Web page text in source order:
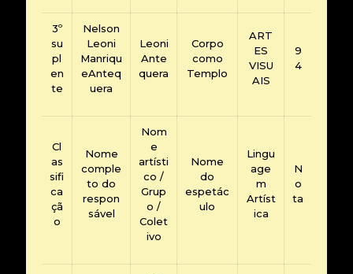
3º
su
pl
en
te
Nelson
Leoni
Manriqu
eAnteq
uera
Leoni
Ante
quera
Corpo
como
Templo
ART
ES
VISU
AIS
9
4
Cl
as
sifi
ca
çã
o
Nome
comple
to do
respon
sável
Nom
e
artísti
co /
Grup
o /
Colet
ivo
Nome
do
espetác
ulo
Lingu
age
m
Artíst
ica
N
o
ta